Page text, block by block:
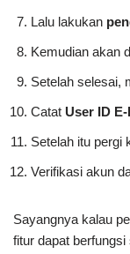
Lalu lakukan
Kemudian akan
Setelah selesai,
Catat User ID
Setelah itu pergi
Verifikasi akun
Sayangnya kalau
fitur dapat